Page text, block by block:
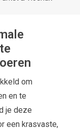
om
en te
je deze
een krasvaste,